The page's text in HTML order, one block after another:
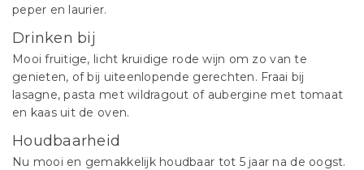
peper en laurier.
Drinken bij
Mooi fruitige, licht kruidige rode wijn om zo van te
genieten, of bij uiteenlopende gerechten. Fraai bij
lasagne, pasta met wildragout of aubergine met tomaat
en kaas uit de oven.
Houdbaarheid
Nu mooi en gemakkelijk houdbaar tot 5 jaar na de oogst.